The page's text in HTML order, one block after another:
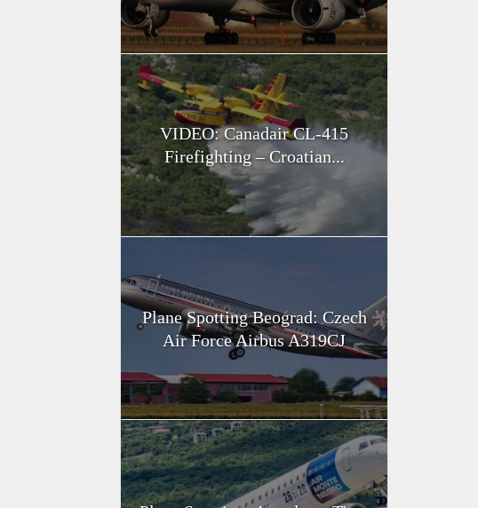
VIDEO: Canadair CL-415
Firefighting – Croatian...
Plane Spotting Beograd: Czech
Air Force Airbus A319CJ